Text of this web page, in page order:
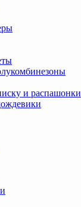
и распашонки